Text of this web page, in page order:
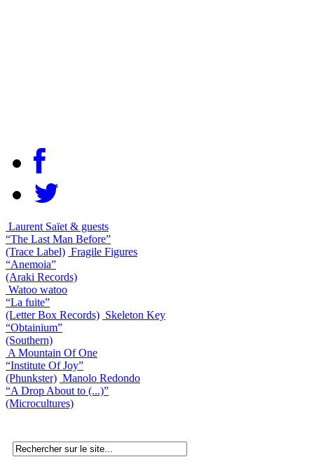
Laurent Saïet & guests
“The Last Man Before”
(Trace Label) Fragile Figures
“Anemoia”
(Araki Records)
Watoo watoo
“La fuite”
(Letter Box Records) Skeleton Key
“Obtainium”
(Southern)
A Mountain Of One
“Institute Of Joy”
(Phunkster) Manolo Redondo
“A Drop About to (...)”
(Microcultures)